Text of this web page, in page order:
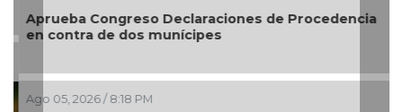
Aprueba Congreso Declaraciones de Procedencia
en contra de dos munícipes
Ago 05, 2026 / 8:18 PM